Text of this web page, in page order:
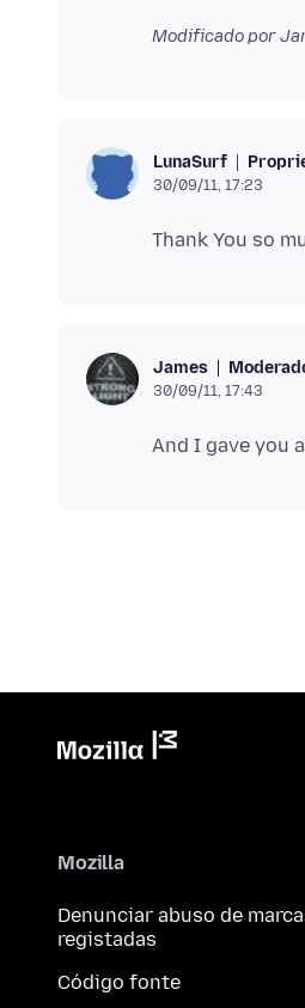
Modificado por
LunaSurf
30/09/11, 17:23
James
30/09/11, 17:43
Mozilla
Denunciar abuso de
registadas
Código fonte